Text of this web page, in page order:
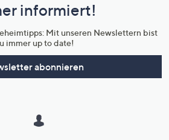
informiert!
Mit unseren Newslettern bist
immer up to date!
abonnieren